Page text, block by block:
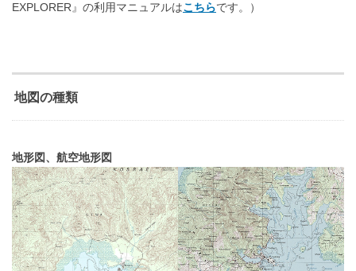
EXPLORER』の利用マニュアルはこちらです。）
地図の種類
地形図、航空地形図